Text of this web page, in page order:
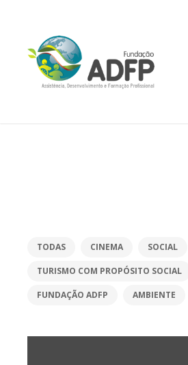
TODAS CINEMA SOCIAL
TURISMO COM PROPÓSITO SOCIAL
FUNDAÇÃO ADFP AMBIENTE